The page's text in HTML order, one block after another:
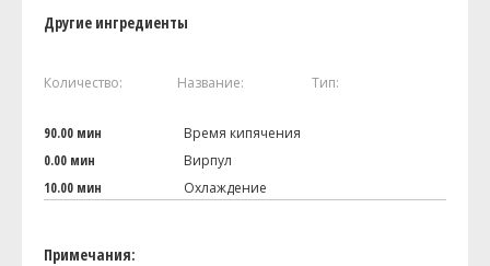
Другие ингредиенты
Количество: Название: Тип:
90.00 мин
Время кипячения
0.00 мин
Вирпул
10.00 мин
Охлаждение
Примечания: